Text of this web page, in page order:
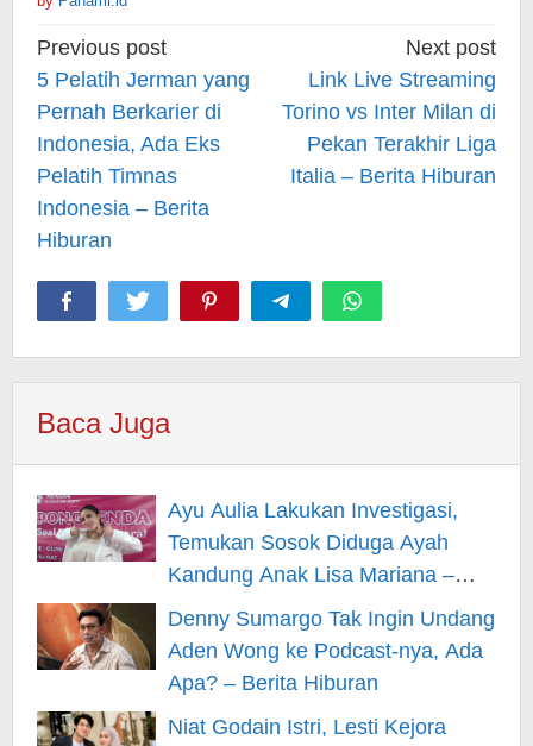
Post
navigation
Previous post
5 Pelatih Jerman yang
Pernah Berkarier di
Indonesia, Ada Eks
Pelatih Timnas
Indonesia – Berita
Hiburan
Next post
Link Live Streaming
Torino vs Inter Milan di
Pekan Terakhir Liga
Italia – Berita Hiburan
Baca Juga
Ayu Aulia Lakukan Investigasi,
Temukan Sosok Diduga Ayah
Kandung Anak Lisa Mariana –
Berita Hiburan
Denny Sumargo Tak Ingin Undang
Aden Wong ke Podcast-nya, Ada
Apa? – Berita Hiburan
Niat Godain Istri, Lesti Kejora